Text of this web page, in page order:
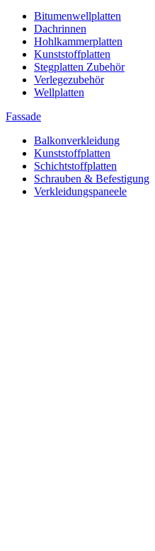
Bitumenwellplatten
Dachrinnen
Hohlkammerplatten
Kunststoffplatten
Stegplatten Zubehör
Verlegezubehör
Wellplatten
Fassade
Balkonverkleidung
Kunststoffplatten
Schichtstoffplatten
Schrauben & Befestigung
Verkleidungspaneele